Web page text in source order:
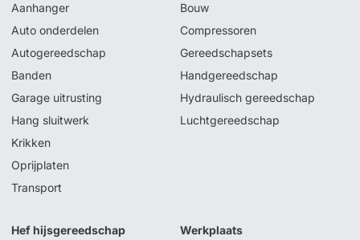
Aanhanger
Auto onderdelen
Autogereedschap
Banden
Garage uitrusting
Hang sluitwerk
Krikken
Oprijplaten
Transport
Bouw
Compressoren
Gereedschapsets
Handgereedschap
Hydraulisch gereedschap
Luchtgereedschap
Hef hijsgereedschap Werkplaats